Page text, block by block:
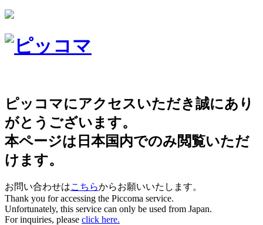
ピッコマにアクセスいただき誠にあり
がとうございます。
本ページは日本国内でのみ閲覧いただ
けます。
お問い合わせはこちらからお願いいたします。
Thank you for accessing the Piccoma service.
Unfortunately, this service can only be used from Japan.
For inquiries, please click here.